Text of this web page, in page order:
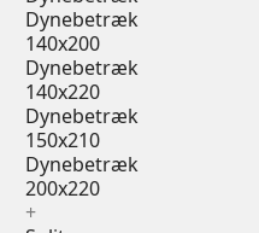
Dynebetræk
140x200
Dynebetræk
140x220
Dynebetræk
150x210
Dynebetræk
200x220
+